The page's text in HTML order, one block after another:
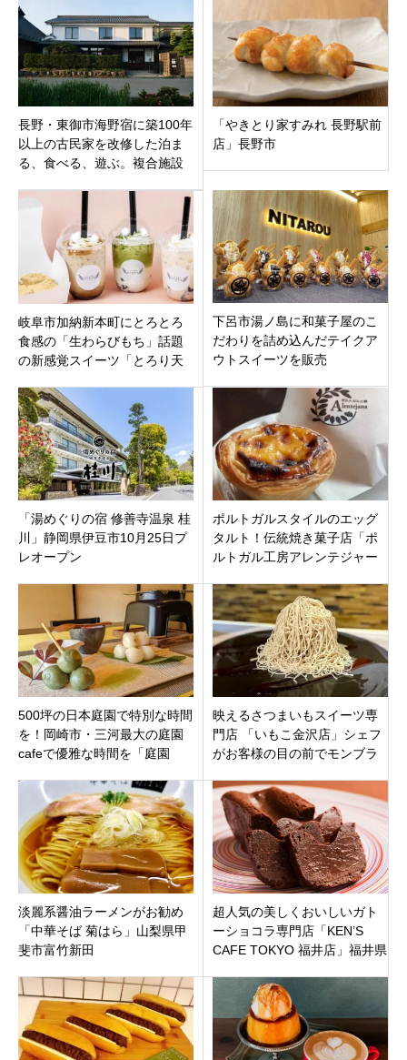
長野・東御市海野宿に築100年
以上の古民家を改修した泊ま
る、食べる、遊ぶ。複合施設
「やきとり家すみれ 長野駅前
店」長野市
岐阜市加納新本町にとろとろ
食感の「生わらびもち」話題
の新感覚スイーツ「とろり天
14日オープン
下呂市湯ノ島に和菓子屋のこ
だわりを詰め込んだテイクア
ウトスイーツを販売
「湯めぐりの宿 修善寺温泉 桂
川」静岡県伊豆市10月25日プ
レオープン
ポルトガルスタイルのエッグ
タルト！伝統焼き菓子店「ポ
ルトガル工房アレンテジャー
500坪の日本庭園で特別な時間
を！岡崎市・三河最大の庭園
cafeで優雅な時間を「庭園
映えるさつまいもスイーツ専
門店 「いもこ金沢店」シェフ
がお客様の目の前でモンブラ
町
淡麗系醤油ラーメンがお勧め
「中華そば 菊はら」山梨県甲
斐市富竹新田
超人気の美しくおいしいガト
ーショコラ専門店「KEN’S
CAFE TOKYO 福井店」福井県
ナー・エルパ